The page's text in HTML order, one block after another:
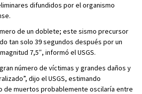
difundidos por el organismo
de un doblete; este sismo precursor
tan solo 39 segundos después por un
7,5″, informó el USGS.
número de víctimas y grandes daños y
dijo el USGS, estimando
de muertos probablemente oscilaría entre